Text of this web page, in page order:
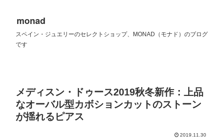
monad
スペイン・ジュエリーのセレクトショップ、MONAD（モナド）のブログ
です
メディスン・ドゥース2019秋冬新作：上品
なオーバル型カボションカットのストーン
が揺れるピアス
2019.11.30